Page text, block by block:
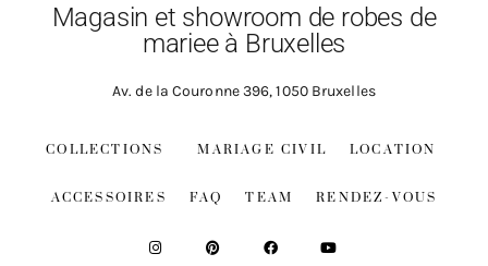
Magasin et showroom de robes de
mariee à Bruxelles
Av. de la Couronne 396, 1050 Bruxelles
COLLECTIONS MARIAGE CIVIL
LOCATION
ACCESSOIRES
FAQ TEAM RENDEZ-VOUS